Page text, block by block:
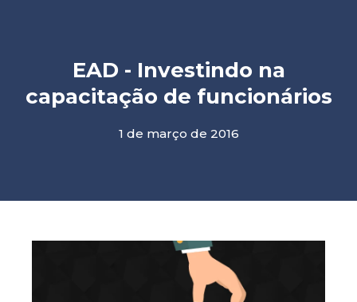
EAD - Investindo na
capacitação de funcionários
1 de março de 2016